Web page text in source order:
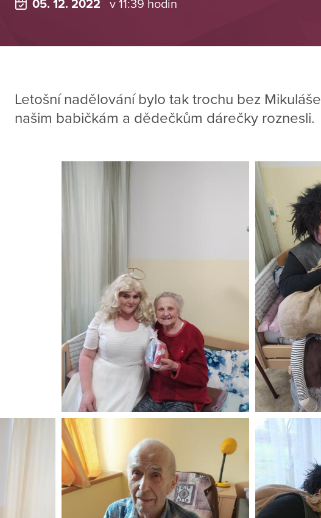
05. 12. 2022 v 11:39 hodin
Letošní nadělování bylo tak trochu bez
našim babičkám a dědečkům dárečky roznesli.